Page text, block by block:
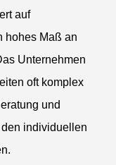
auf
hohes Maß an
Unternehmen
oft komplex
und
individuellen